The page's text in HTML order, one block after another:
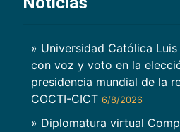
» Universidad Católica
con voz y voto en la
presidencia mundial de la
COCTI-CICT 6/8/2026
» Diplomatura virtual